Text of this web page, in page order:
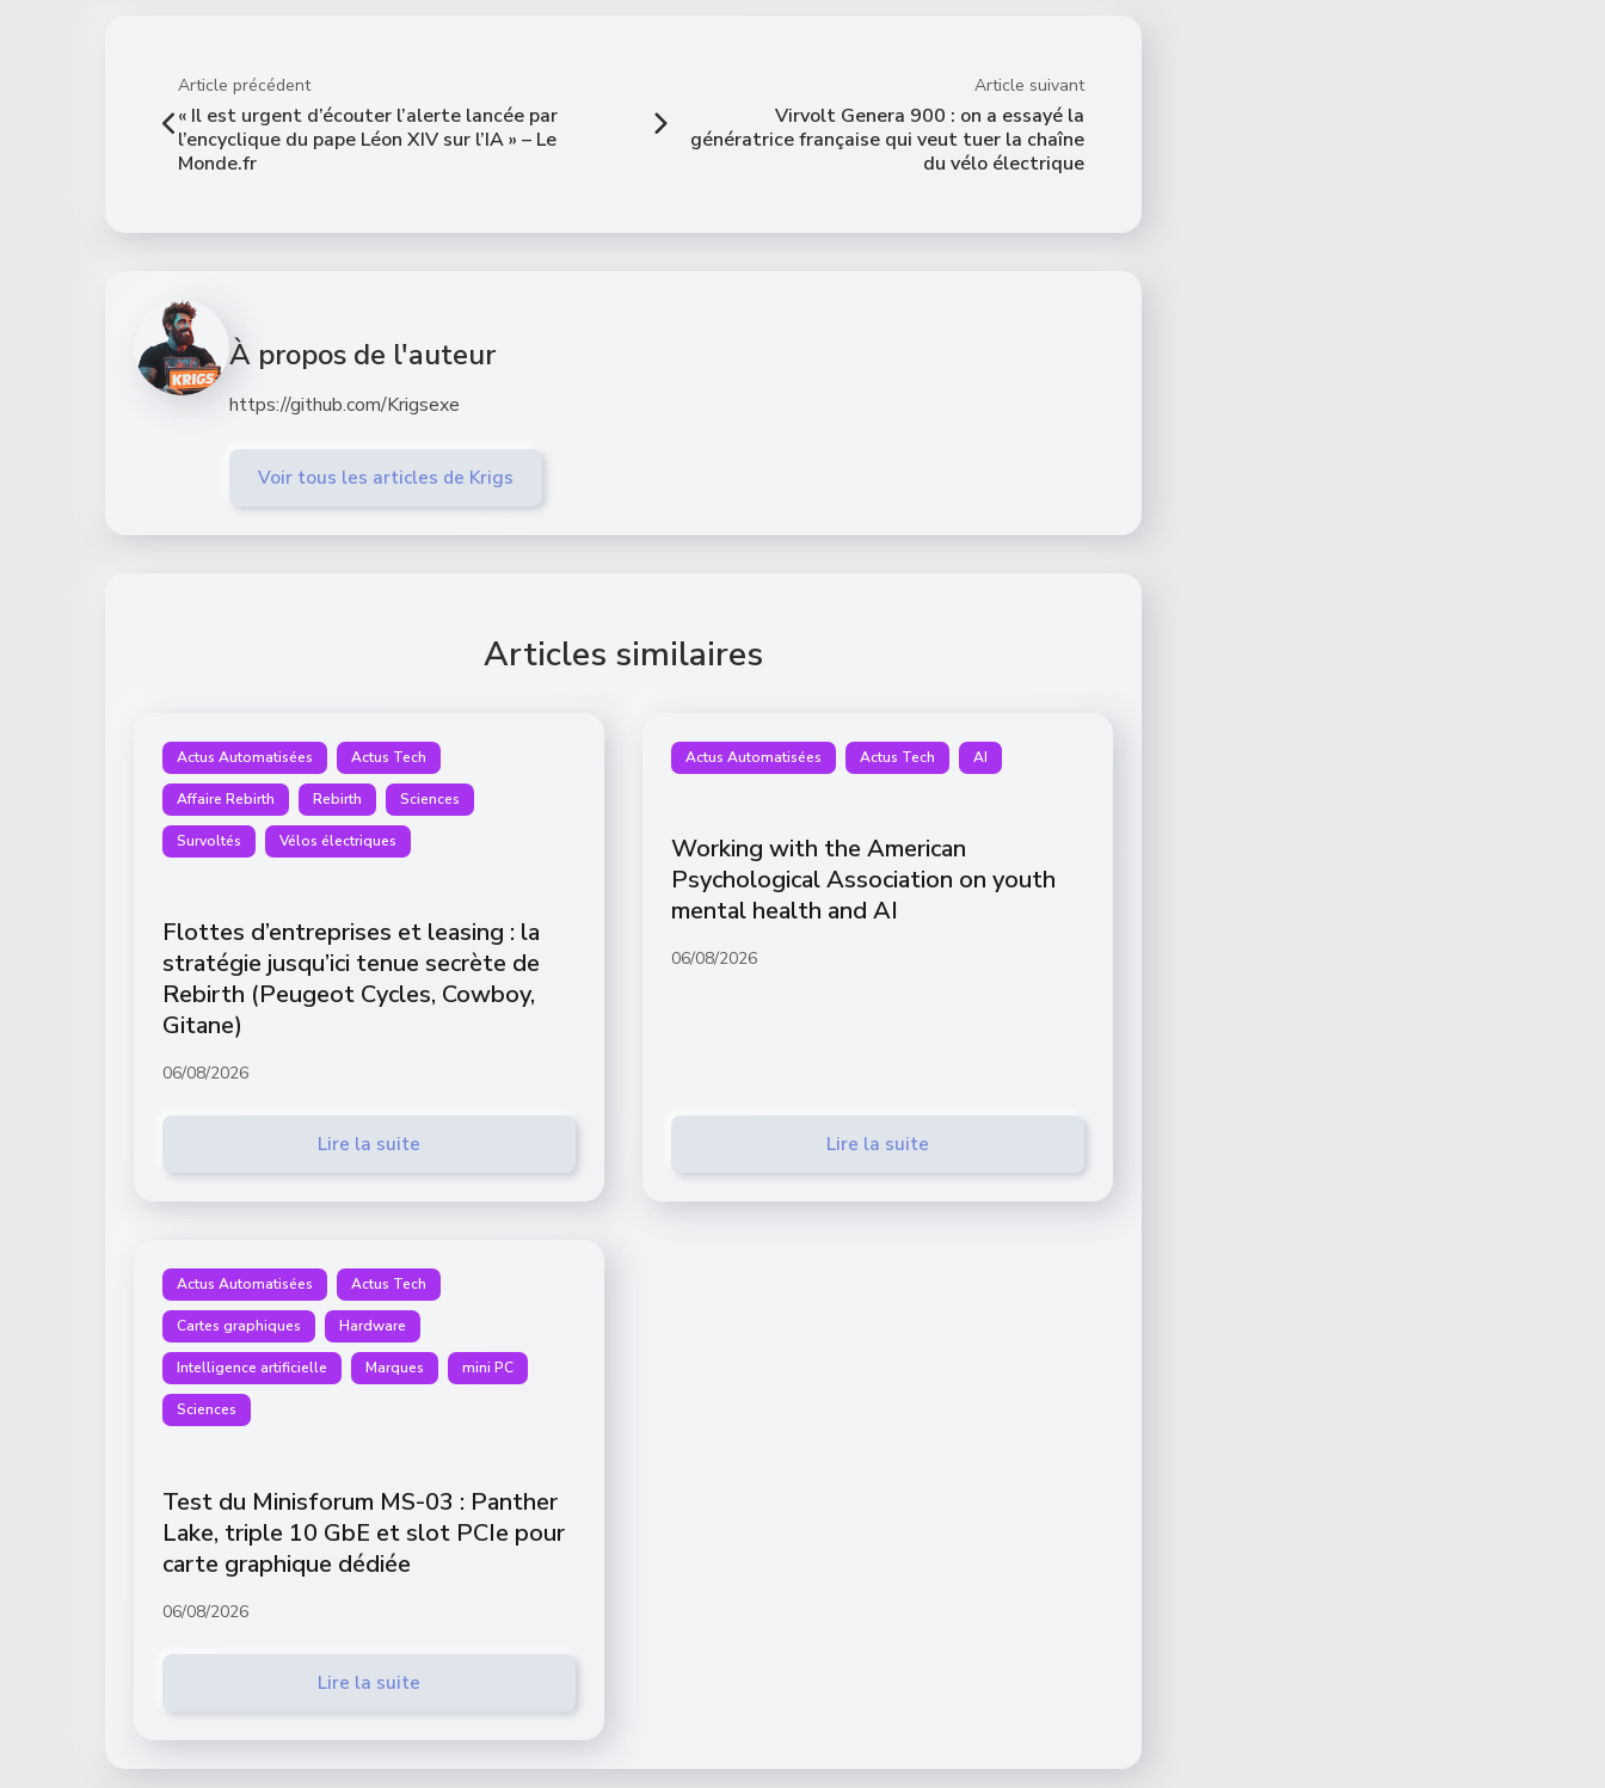
Article précédent
« Il est urgent d’écouter l’alerte lancée par
l’encyclique du pape Léon XIV sur l’IA » – Le
Monde.fr
Article suivant
Virvolt Genera 900 : on a essayé la
génératrice française qui veut tuer la chaîne
du vélo électrique
À propos de l'auteur
https://github.com/Krigsexe
Voir tous les articles de Krigs
Articles similaires
Actus Automatisées Actus Tech
Affaire Rebirth Rebirth Sciences
Survoltés Vélos électriques
Flottes d’entreprises et leasing : la
stratégie jusqu’ici tenue secrète de
Rebirth (Peugeot Cycles, Cowboy,
Gitane)
06/08/2026
Lire la suite
Actus Automatisées Actus Tech AI
Working with the American
Psychological Association on youth
mental health and AI
06/08/2026
Lire la suite
Actus Automatisées Actus Tech
Cartes graphiques Hardware
Intelligence artificielle Marques mini PC
Sciences
Test du Minisforum MS-03 : Panther
Lake, triple 10 GbE et slot PCIe pour
carte graphique dédiée
06/08/2026
Lire la suite